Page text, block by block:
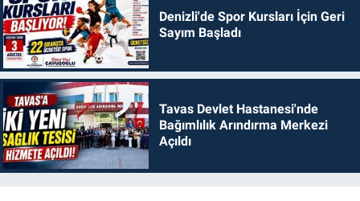
Denizli'de Spor Kursları İçin Geri
Sayım Başladı
Tavas Devlet Hastanesi'nde
Bağımlılık Arındırma Merkezi
Açıldı